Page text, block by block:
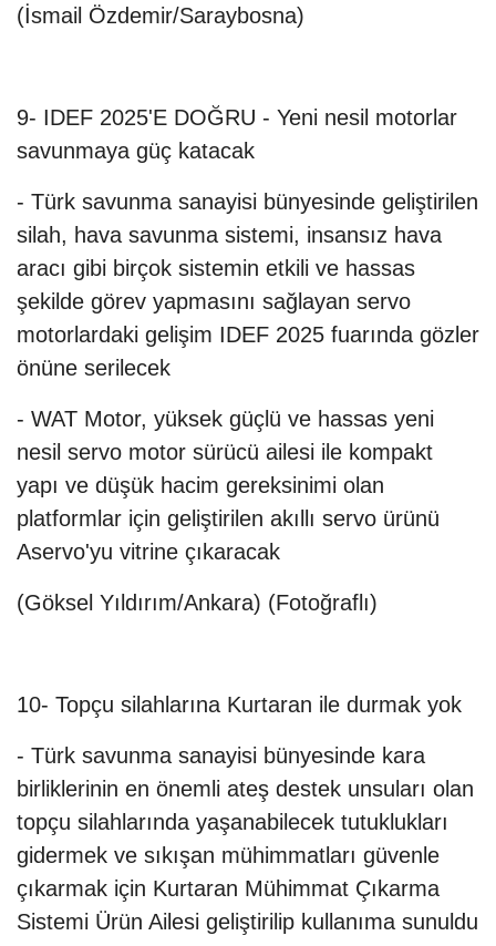
(İsmail Özdemir/Saraybosna)
9- IDEF 2025'E DOĞRU - Yeni nesil motorlar
savunmaya güç katacak
​​​​​​​- Türk savunma sanayisi bünyesinde geliştirilen
silah, hava savunma sistemi, insansız hava
aracı gibi birçok sistemin etkili ve hassas
şekilde görev yapmasını sağlayan servo
motorlardaki gelişim IDEF 2025 fuarında gözler
önüne serilecek
- WAT Motor, yüksek güçlü ve hassas yeni
nesil servo motor sürücü ailesi ile kompakt
yapı ve düşük hacim gereksinimi olan
platformlar için geliştirilen akıllı servo ürünü
Aservo'yu vitrine çıkaracak
(Göksel Yıldırım/Ankara) (Fotoğraflı)
10- Topçu silahlarına Kurtaran ile durmak yok
- Türk savunma sanayisi bünyesinde kara
birliklerinin en önemli ateş destek unsuları olan
topçu silahlarında yaşanabilecek tutuklukları
gidermek ve sıkışan mühimmatları güvenle
çıkarmak için Kurtaran Mühimmat Çıkarma
Sistemi Ürün Ailesi geliştirilip kullanıma sunuldu